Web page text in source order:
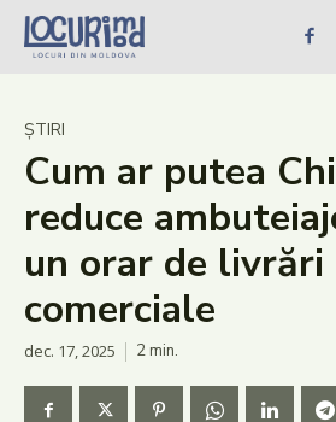
Caută în site...
Știri
Evenimente
Dezvoltare rurală
Vinării
Patrimoniu
ȘTIRI
Cum ar putea
reduce
un orar de livrări
comerciale
dec. 17, 2025 2min.